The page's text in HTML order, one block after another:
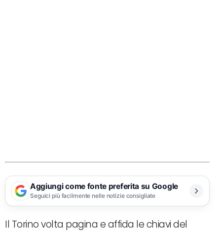
Aggiungi come fonte preferita su Google
Seguici più facilmente nelle notizie consigliate
Il Torino volta pagina e affida le chiavi del